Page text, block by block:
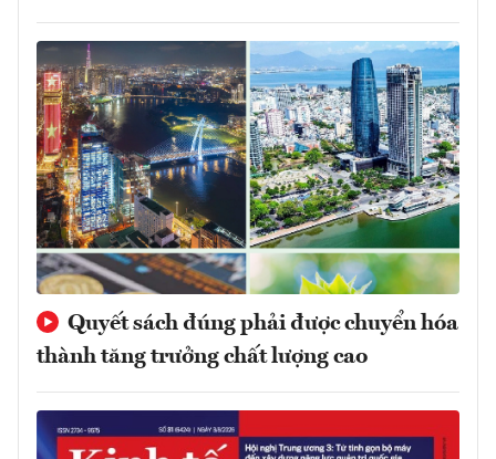
Quyết sách đúng phải được chuyển hóa
thành tăng trưởng chất lượng cao